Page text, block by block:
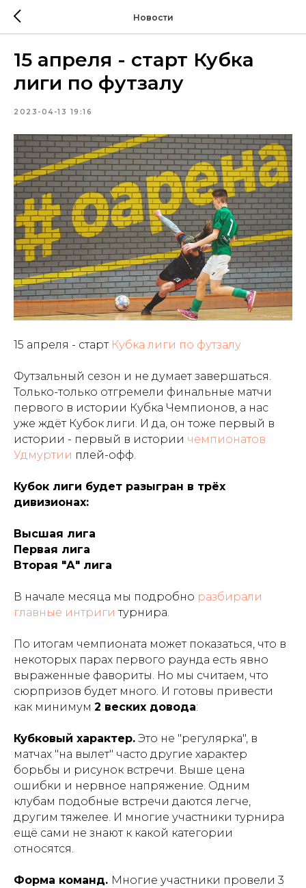
Новости
15 апреля - старт Кубка
лиги по футзалу
2023-04-13 19:16
15 апреля - старт Кубка лиги по футзалу
Футзальный сезон и не думает завершаться.
Только-только отгремели финальные матчи
первого в истории Кубка Чемпионов, а нас
уже ждёт Кубок лиги. И да, он тоже первый в
истории - первый в истории чемпионатов
Удмуртии плей-офф.
Кубок лиги будет разыгран в трёх
дивизионах:
Высшая лига
Первая лига
Вторая "А" лига
В начале месяца мы подробно разбирали
главные интриги турнира.
По итогам чемпионата может показаться, что в
некоторых парах первого раунда есть явно
выраженные фавориты. Но мы считаем, что
сюрпризов будет много. И готовы привести
как минимум 2 веских довода:
Кубковый характер. Это не "регулярка", в
матчах "на вылет" часто другие характер
борьбы и рисунок встречи. Выше цена
ошибки и нервное напряжение. Одним
клубам подобные встречи даются легче,
другим тяжелее. И многие участники турнира
ещё сами не знают к какой категории
относятся.
Форма команд. Многие участники провели 3